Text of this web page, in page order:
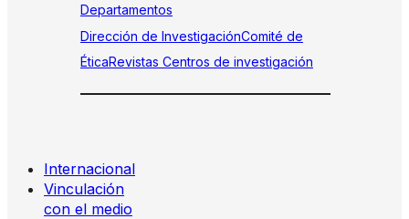
Departamentos
Dirección de InvestigaciónComité de
ÉticaRevistas Centros de investigación
Internacional
Vinculación
con el medio